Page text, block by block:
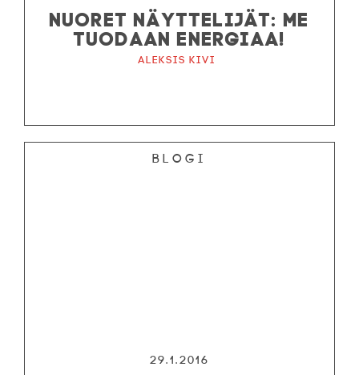
NUORET NÄYTTELIJÄT: ME
TUODAAN ENERGIAA!
Aleksis Kivi
Blogi
29.1.2016